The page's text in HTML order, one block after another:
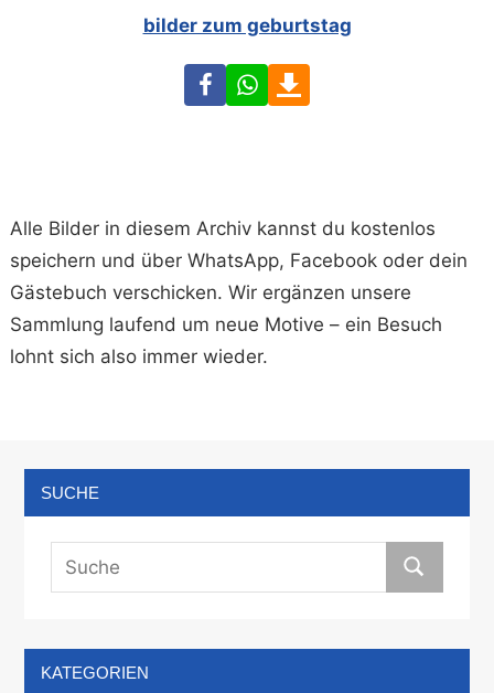
bilder zum geburtstag
FacebookWhatsApp
Alle Bilder in diesem Archiv kannst du kostenlos
speichern und über WhatsApp, Facebook oder dein
Gästebuch verschicken. Wir ergänzen unsere
Sammlung laufend um neue Motive – ein Besuch
lohnt sich also immer wieder.
SUCHE
KATEGORIEN